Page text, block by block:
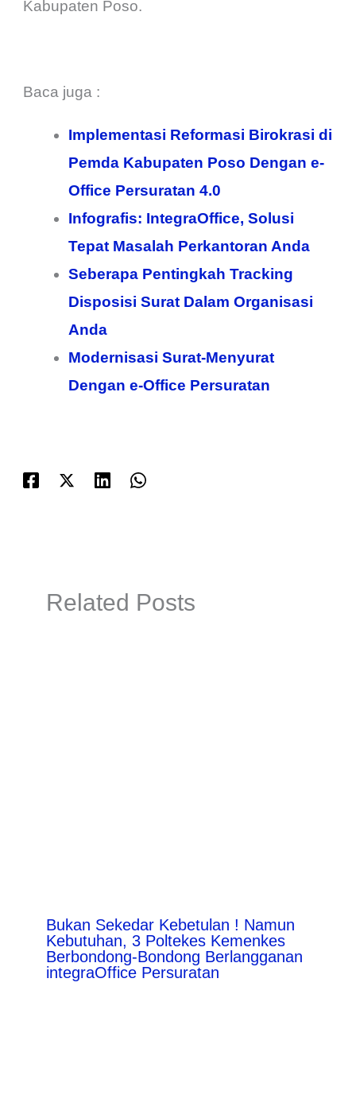
Kabupaten Poso.
Baca juga :
Implementasi Reformasi Birokrasi di
Pemda Kabupaten Poso Dengan e-
Office Persuratan 4.0
Infografis: IntegraOffice, Solusi
Tepat Masalah Perkantoran Anda
Seberapa Pentingkah Tracking
Disposisi Surat Dalam Organisasi
Anda
Modernisasi Surat-Menyurat
Dengan e-Office Persuratan
Related Posts
Bukan Sekedar Kebetulan ! Namun
Kebutuhan, 3 Poltekes Kemenkes
Berbondong-Bondong Berlangganan
integraOffice Persuratan